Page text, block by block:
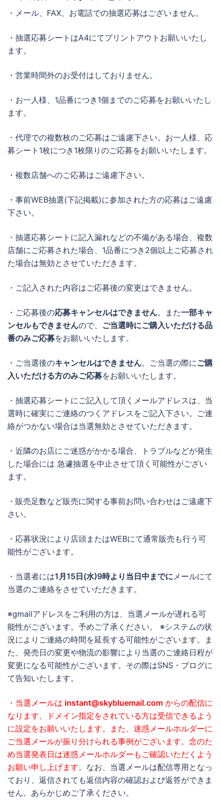
・メール、FAX、お電話での抽選応募はございません。
・抽選応募シートはA4にてプリントアウトお願いいたし
ます。
・営業時間外のお受付はしておりません。
・お一人様、1品番につき1個までのご応募をお願いいたし
ます。
・代理での複数枚のご応募はご遠慮下さい。お一人様、応
募シート1枚につき1枚限りのご応募をお願いいたします。
・複数店舗へのご応募はご遠慮下さい。
・事前WEB抽選(下記掲載)に参加された方の応募はご遠慮
下さい。
・抽選応募シートに記入漏れなどの不備がある場合、複数
店舗にご応募された場合、1品番につき2個以上ご応募され
た場合は無効とさせていただきます。
・ご記入された内容はご応募後の変更はできません。
・ご応募後の応募キャンセルはできません。また一部キャ
ンセルもできませんので、 ご当選時にご購入いただける品
番のみご応募をお願いいたします。
・ご当選後のキャンセルはできません。ご当選の際に ご購
入いただける方のみご応募をお願いいたします。
・抽選応募シートにご記入して頂くメールアドレスは、当
選時に確実にご連絡のつくアドレスをご記入下さい。ご連
絡がつかない場合は当選無効とさせていただきます。
・近隣のお店にご迷惑がかかる場合、トラブルなどが発生
した場合には 急遽抽選を中止させて頂く可能性がござい
ます。
・販売足数など販売に関する事前お問い合わせはご遠慮下
さい。
・応募状況により店頭またはWEBにて通常販売も行う可
能性がございます。
・当選者には1月15日(水)9時より当日中までに メールにて
当選のご連絡をさせていただきます。
※gmailアドレスをご利用の方は、当選メールが遅れる可
能性がございます。予めご了承ください。 ※システムの状
況によりご連絡の時間を延長する可能性がございます。ま
た、発売日の変更や物流の影響により当選のご連絡日程が
変更になる可能性がございます。その際はSNS・ブログに
て告知いたします。
・当選メールは instant@skybluemail.com からの配信に
なります。ドメイン指定をされている方は受信できるよう
に設定をお願いいたします。また、迷惑メールホルダーに
ご当選メールが振り分けられる事例がございます。念のた
め当選発表日は迷惑メールホルダーもご確認いただくよう
お願い申し上げます。 なお、当選メールは配信専用となっ
ており、返信されても返信内容の確認および返答ができま
せん。あらかじめご了承ください。